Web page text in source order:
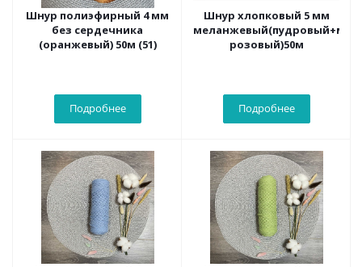
Шнур полиэфирный 4 мм
без сердечника
(оранжевый) 50м (51)
Подробнее
Шнур хлопковый 5 мм
розовый)50м
Подробнее